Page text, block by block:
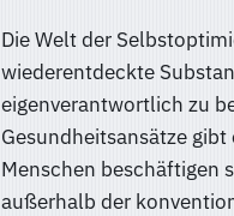
Die Welt der
wiederentdeckte
eigenverantwortlich zu
Gesundheitsansätze
Menschen beschäftigen
außerhalb der